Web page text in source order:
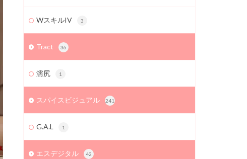
WスキルIV 3
Tract 36
濡尻 1
スパイスビジュアル 241
G.A.L 1
エスデジタル 42